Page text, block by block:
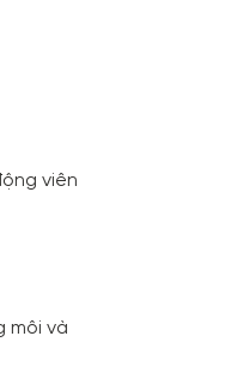
viên
môi và